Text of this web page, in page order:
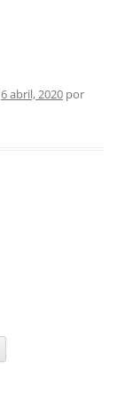
6 abril, 2020 por